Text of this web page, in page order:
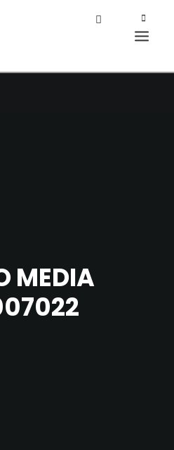
MEDIA